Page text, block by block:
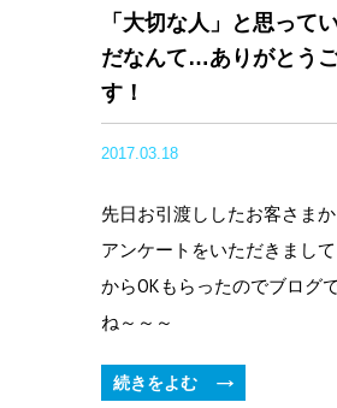
「大切な人」と思って
だなんて…ありがとう
す！
2017.03.18
先日お引渡ししたお客さま
アンケートをいただきまし
からOKもらったのでブログ
ね～～～
続きをよむ